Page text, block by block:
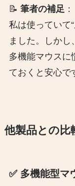
📝 筆者の補足 ：
私は使っていて
ました。しかし、
多機能マウスに
ておくと安心で
他製品との比
✅ 多機能型マ